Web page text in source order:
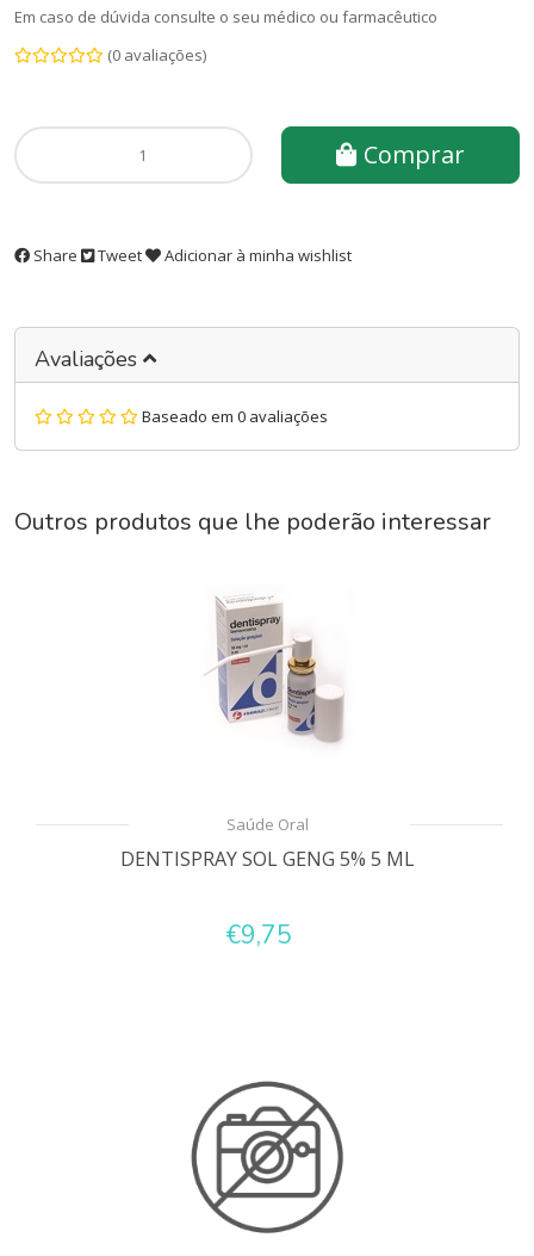
Em caso de dúvida consulte o seu médico ou farmacêutico
(0 avaliações)
Comprar
Share Tweet Adicionar à minha wishlist
Avaliações
Baseado em 0 avaliações
Outros produtos que lhe poderão interessar
Saúde Oral
DENTISPRAY SOL GENG 5% 5 ML
€9,75